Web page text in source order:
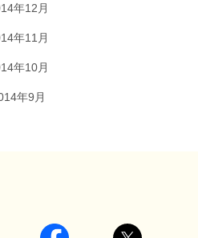
年12月
年11月
年10月
年9月